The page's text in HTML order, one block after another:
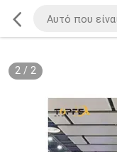
2/ 2